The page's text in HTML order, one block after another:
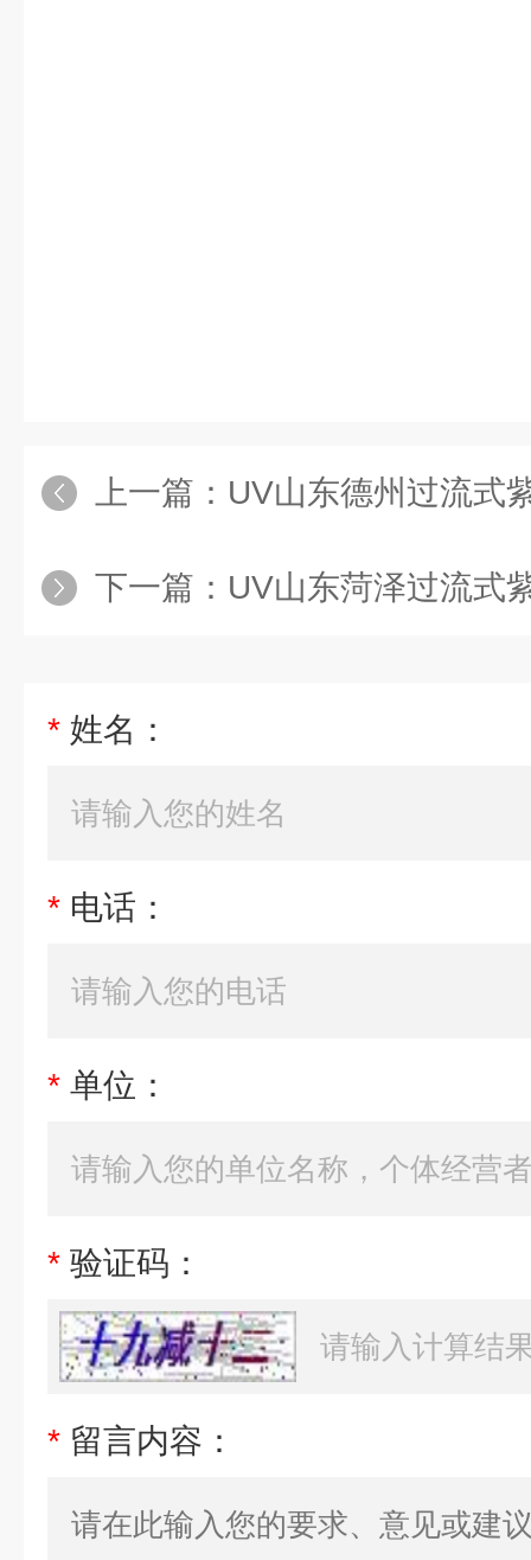
上一篇： UV山东德州过流式
下一篇： UV山东菏泽过流式
* 姓名：
* 电话：
* 单位：
* 验证码：
* 留言内容：